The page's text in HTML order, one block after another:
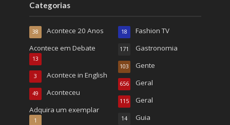
Categorias
Acontece 20 Anos
38
Acontece em Debate
13
Acontece in English
3
Aconteceu
49
Adquira um exemplar
1
Fashion TV
18
Gastronomia
171
Gente
103
Geral
656
Geral
115
Guia
14